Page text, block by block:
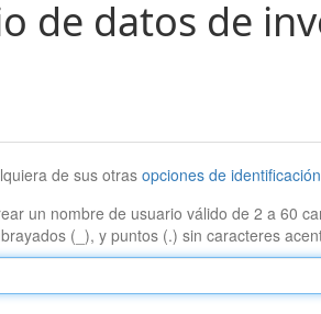
de datos de
de sus otrasopciones de identificación
un nombre de usuario válido de 2 a 60
(_), y puntos (.) sin caracteres